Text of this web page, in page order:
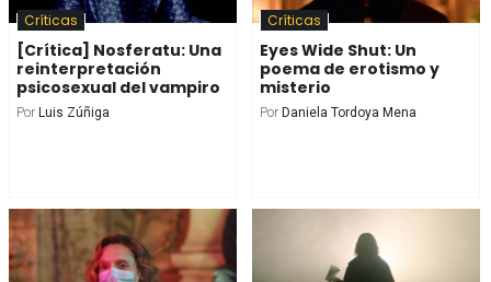
Críticas
[Crítica] Nosferatu: Una
reinterpretación
psicosexual del vampiro
Por Luis Zúñiga
Críticas
Eyes Wide Shut: Un
poema de erotismo y
misterio
Por Daniela Tordoya Mena